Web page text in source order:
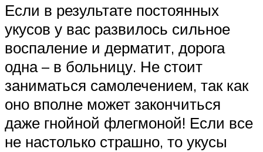
Если в результате постоянных
укусов у вас развилось сильное
воспаление и дерматит, дорога
одна – в больницу. Не стоит
заниматься самолечением, так как
оно вполне может закончиться
даже гнойной флегмоной! Если все
не настолько страшно, то укусы